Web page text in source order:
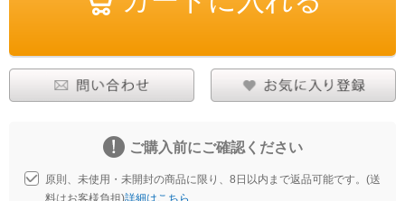
ご購入前にご確認ください
原則、未使用・未開封の商品に限り、8日以内まで返品可能です。(送
料はお客様負担)詳細はこちら